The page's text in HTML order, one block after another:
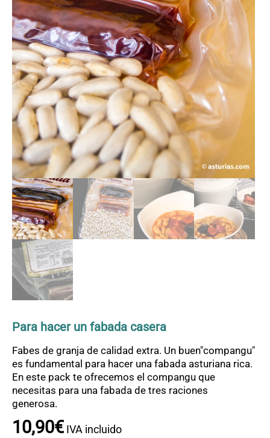
SIDRA
VINOS
CERVEZAS ARTESANAS
REPOSTERÍA Y DULCES
ARROZ CON LECHE
LICORES / DESTILADOS
LIBROS
DECORACIÓN
AGENDA
OFERTAS
CONTACTO
Para hacer un fabada casera
Fabes de granja de calidad extra. Un buen"compangu"
es fundamental para hacer una fabada asturiana rica.
En este pack te ofrecemos el compangu que
necesitas para una fabada de tres raciones
generosa.
10,90€ IVA incluido